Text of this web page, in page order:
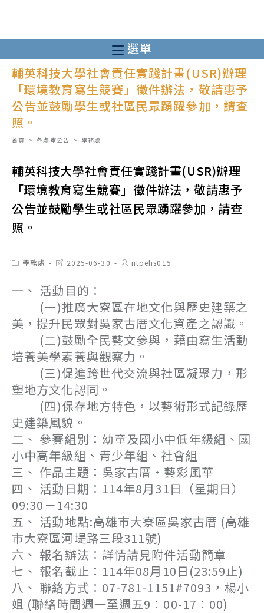
至
主
要
容
選單
輔英科技大學社會責任實踐計畫(USR)辦理
「環境教育寫生競賽」徵件辦法，敬請惠予
公告並鼓勵學生或社區民眾踴躍參加，請查
照。
首頁 > 各處室公告 > 學務處
輔英科技大學社會責任實踐計畫(USR)辦理
「環境教育寫生競賽」徵件辦法，敬請惠予
公告並鼓勵學生或社區民眾踴躍參加，請查
照。
Post學務處
Post2025-06-30
Post
author:
ntpehs015
一、 活動目的：
(一)推廣大寮區在地文化與歷史建築之
美，提升民眾對吳家古厝文化資產之認識。
(二)鼓勵全民藝文參與，藉由寫生活動
培養美學素養與觀察力。
(三)促進跨世代交流與社區凝聚力，形
塑地方文化認同。
(四)保存地方特色，以藝術形式記錄歷
史建築風貌。
二、 參賽組別：幼童及國小中低年級組、國
小中高年級組、青少年組、社會組
三、 作品主題：吳家古厝・藝彩風華
四、 活動日期：114年8月31日（星期日）
09:30－14:30
五、 活動地點:高雄市大寮區吳家古厝 (高雄
市大寮區河堤路三段311號)
六、 報名辦法：詳情請見附件活動簡章
七、 報名截止：114年08月10日(23:59止)
八、 聯絡方式：07-781-1151#7093，楊小
姐 (聯絡時間週一至週五9：00-17：00)